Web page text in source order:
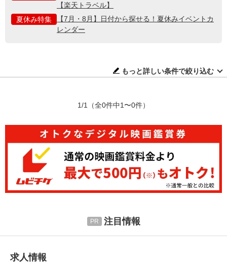
【楽天トラベル】
夏休み特集
【7月・8月】日付から探せる！夏休みイベントカ
レンダー
もっと詳しい条件で絞り込む
1/1 （全0件中1〜0件）
注目情報
求人情報